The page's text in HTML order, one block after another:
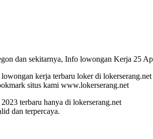
dan sekitarnya, Info lowongan Kerja 25
kerja terbaru loker di lokerserang.net
situs kami www.lokerserang.net
terbaru hanya di lokerserang.net
dan terpercaya.